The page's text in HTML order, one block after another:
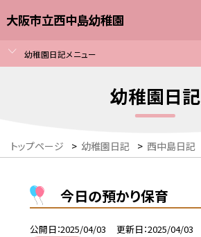
大阪市立西中島幼稚園
幼稚園日記メニュー
幼稚園日記
トップページ > 幼稚園日記 > 西中島日記
今日の預かり保育
公開日 2025/04/03 更新日 2025/04/03